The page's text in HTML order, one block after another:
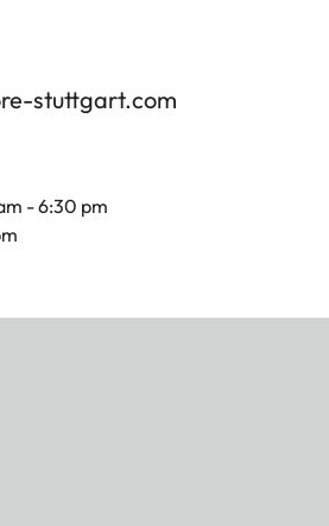
stuttgart.com
- 6:30 pm